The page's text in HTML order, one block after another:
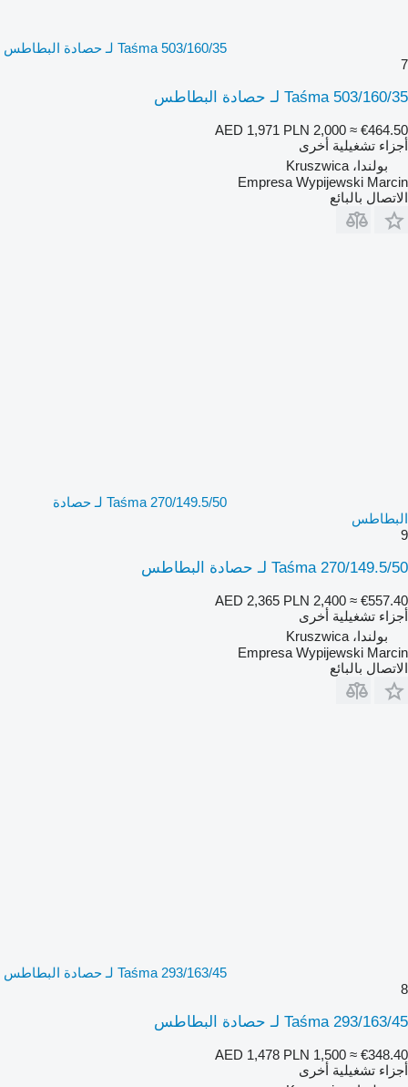
Taśma 503/160/35 لـ حصادة البطاطس
7
Taśma 503/160/35 لـ حصادة البطاطس
AED 1,971 PLN 2,000 ≈ €464.50
أجزاء تشغيلية أخرى
بولندا، Kruszwica
Empresa Wypijewski Marcin
الاتصال بالبائع
Taśma 270/149.5/50 لـ حصادة
البطاطس
9
Taśma 270/149.5/50 لـ حصادة البطاطس
AED 2,365 PLN 2,400 ≈ €557.40
أجزاء تشغيلية أخرى
بولندا، Kruszwica
Empresa Wypijewski Marcin
الاتصال بالبائع
Taśma 293/163/45 لـ حصادة البطاطس
8
Taśma 293/163/45 لـ حصادة البطاطس
AED 1,478 PLN 1,500 ≈ €348.40
أجزاء تشغيلية أخرى